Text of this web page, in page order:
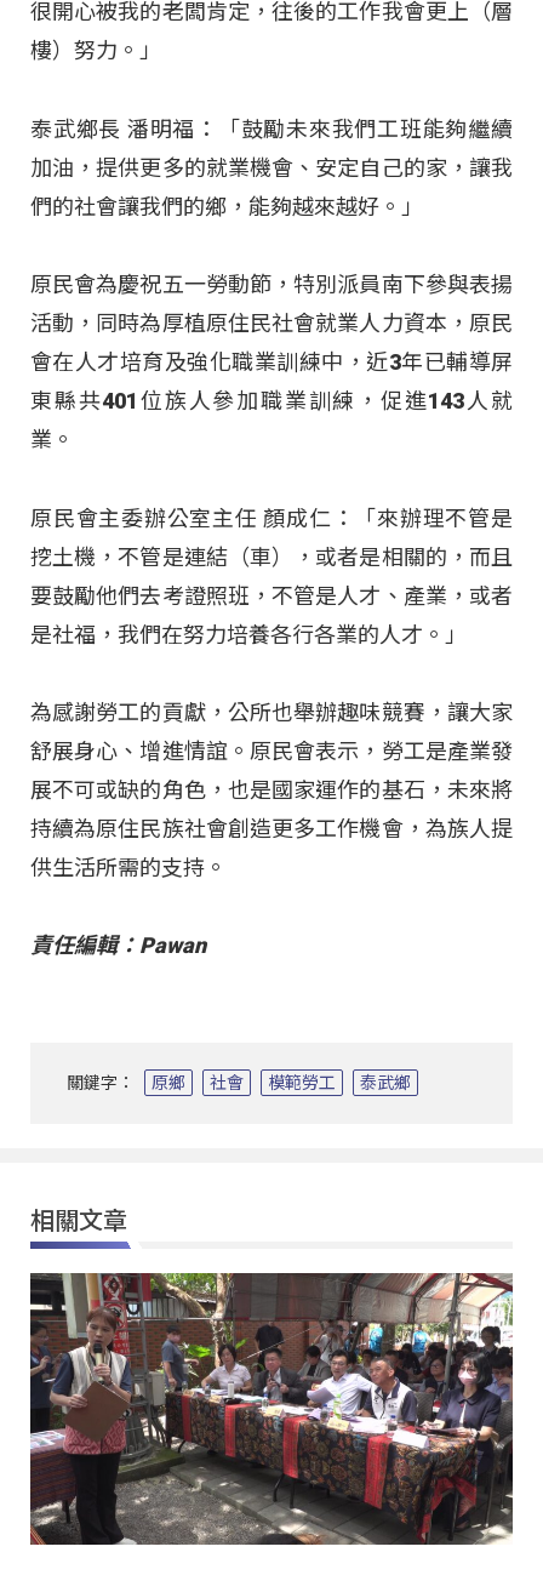
很開心被我的老闆肯定，往後的工作我會更上（層
樓）努力。」
泰武鄉長 潘明福：「鼓勵未來我們工班能夠繼續
加油，提供更多的就業機會、安定自己的家，讓我
們的社會讓我們的鄉，能夠越來越好。」
原民會為慶祝五一勞動節，特別派員南下參與表揚
活動，同時為厚植原住民社會就業人力資本，原民
會在人才培育及強化職業訓練中，近3年已輔導屏
東縣共401位族人參加職業訓練，促進143人就
業。
原民會主委辦公室主任 顏成仁：「來辦理不管是
挖土機，不管是連結（車），或者是相關的，而且
要鼓勵他們去考證照班，不管是人才、產業，或者
是社福，我們在努力培養各行各業的人才。」
為感謝勞工的貢獻，公所也舉辦趣味競賽，讓大家
舒展身心、增進情誼。原民會表示，勞工是產業發
展不可或缺的角色，也是國家運作的基石，未來將
持續為原住民族社會創造更多工作機會，為族人提
供生活所需的支持。
責任編輯：Pawan
關鍵字： 原鄉 社會 模範勞工 泰武鄉
相關文章